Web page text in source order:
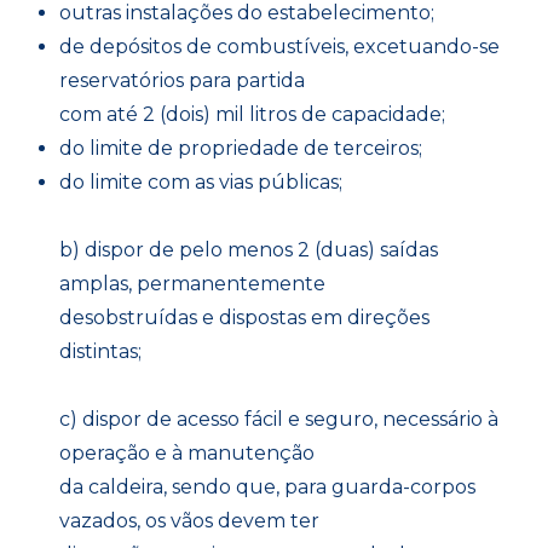
outras instalações do estabelecimento;
de depósitos de combustíveis, excetuando-se
reservatórios para partida
com até 2 (dois) mil litros de capacidade;
do limite de propriedade de terceiros;
do limite com as vias públicas;
b) dispor de pelo menos 2 (duas) saídas
amplas, permanentemente
desobstruídas e dispostas em direções
distintas;
c) dispor de acesso fácil e seguro, necessário à
operação e à manutenção
da caldeira, sendo que, para guarda-corpos
vazados, os vãos devem ter